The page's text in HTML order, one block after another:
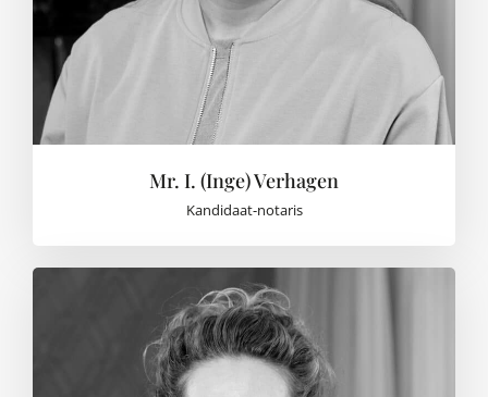
Mr. I. (Inge) Verhagen
Kandidaat-notaris